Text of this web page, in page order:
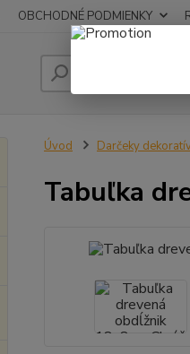
OBCHODNÉ PODMIENKY
Úvod Darčeky
Tabuľka